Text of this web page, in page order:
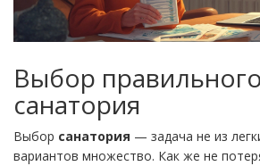
Выбор правильного
санатория
Выбор санатория — задача не из
вариантов множество. Как же не